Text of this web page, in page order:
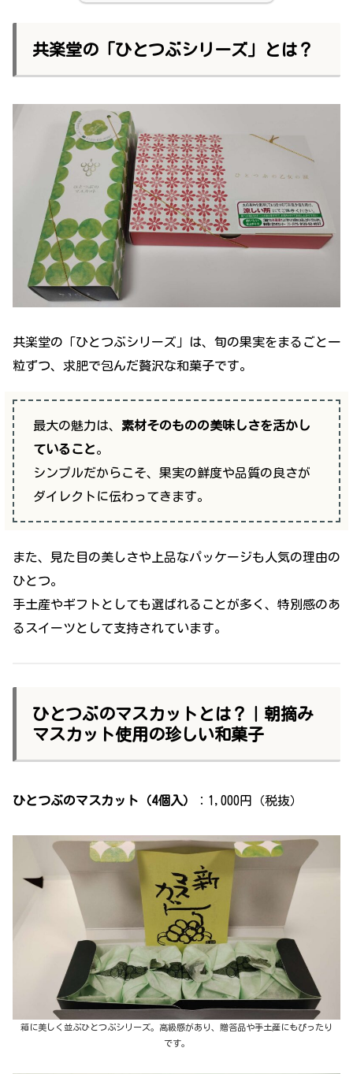
共楽堂の「ひとつぶシリーズ」とは？
共楽堂の「ひとつぶシリーズ」は、旬の果実をまるごと一
粒ずつ、求肥で包んだ贅沢な和菓子です。
最大の魅力は、 素材そのものの美味しさを活かし
ていること。
シンプルだからこそ、果実の鮮度や品質の良さが
ダイレクトに伝わってきます。
また、見た目の美しさや上品なパッケージも人気の理由の
ひとつ。
手土産やギフトとしても選ばれることが多く、特別感のあ
るスイーツとして支持されています。
ひとつぶのマスカットとは？｜朝摘み
マスカット使用の珍しい和菓子
ひとつぶのマスカット（4個入） ：1,000円（税抜）
箱に美しく並ぶひとつぶシリーズ。高級感があり、贈答品や手土産にもぴったり
です。